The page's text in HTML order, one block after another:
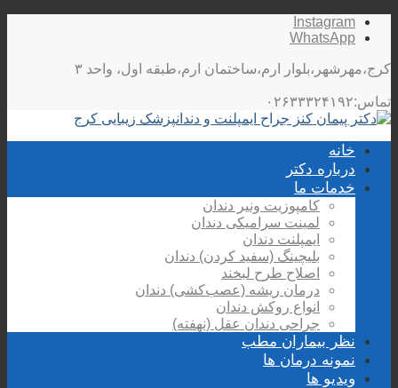
Instagram
WhatsApp
کرج،مهرشهر،بلوار ارم،ساختمان ارم،طبقه اول، واحد ۳
تماس:۰۲۶۳۳۳۲۴۱۹۲
خانه
درباره دکتر
خدمات ما
کامپوزیت ونیر دندان
لمینت سرامیکی دندان
ایمپلنت دندان
بلیچینگ (سفید کردن) دندان
اصلاح طرح لبخند
درمان ریشه (عصب‌کشی) دندان
انواع روکش دندان
جراحی دندان عقل (نهفته)
نظر بیماران مطب
نمونه درمان ها
ویدیو ها